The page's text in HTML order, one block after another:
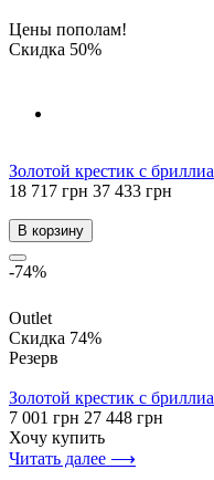
Цены пополам!
Скидка 50%
Золотой крестик с
18 717 грн 37 433 грн
В корзину
-74%
Outlet
Скидка 74%
Резерв
Золотой крестик с
7 001 грн 27 448 грн
Хочу купить
Читать далее ⟶